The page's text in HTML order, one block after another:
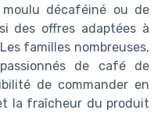
décaféiné ou de
des offres adaptées à
familles nombreuses,
de café de
de commander en
la fraîcheur du produit